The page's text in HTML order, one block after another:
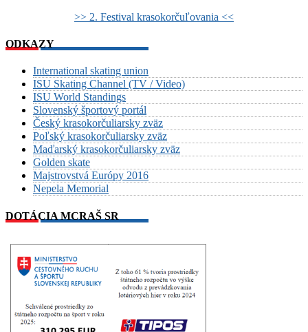
>> 2. Festival krasokorčuľovania <<
ODKAZY
International skating union
ISU Skating Channel (TV / Video)
ISU World Standings
Slovenský športový portál
Český krasokorčuliarsky zväz
Poľský krasokorčuliarsky zväz
Maďarský krasokorčuliarsky zväz
Golden skate
Majstrovstvá Európy 2016
Nepela Memorial
DOTÁCIA MCRAŠ SR